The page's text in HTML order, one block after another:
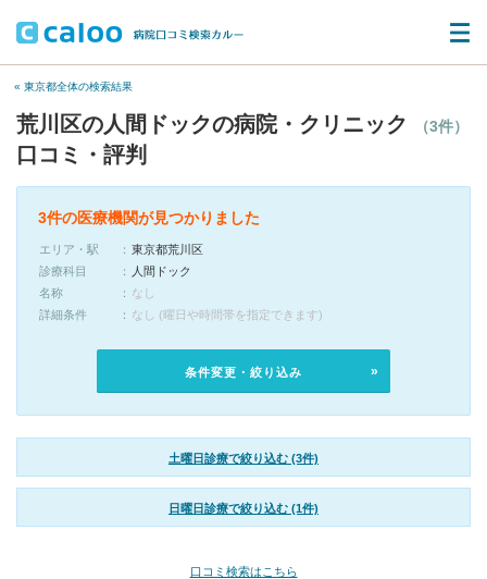
« 東京都全体の検索結果
荒川区の人間ドックの病院・クリニック （3件）
口コミ・評判
3件の医療機関が見つかりました
エリア・駅
東京都荒川区
診療科目
人間ドック
名称
なし
詳細条件
なし (曜日や時間帯を指定できます)
条件変更・絞り込み
土曜日診療で絞り込む (3件)
日曜日診療で絞り込む (1件)
口コミ検索はこちら